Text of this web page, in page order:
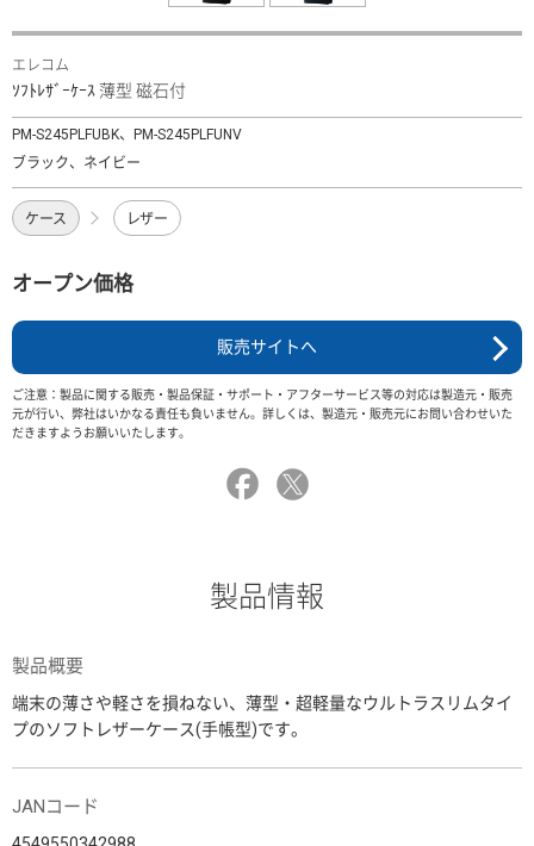
エレコム
ｿﾌﾄﾚｻﾞｰｹｰｽ 薄型 磁石付
PM-S245PLFUBK、PM-S245PLFUNV
ブラック、ネイビー
ケース レザー
オープン価格
販売サイトへ
ご注意：製品に関する販売・製品保証・サポート・アフターサービス等の対応は製造元・販売
元が行い、弊社はいかなる責任も負いません。詳しくは、製造元・販売元にお問い合わせいた
だきますようお願いいたします。
製品情報
製品概要
端末の薄さや軽さを損ねない、薄型・超軽量なウルトラスリムタイ
プのソフトレザーケース(手帳型)です。
JANコード